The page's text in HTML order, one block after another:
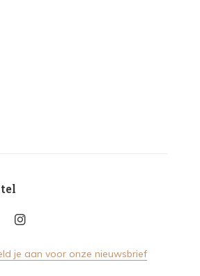
je aan voor onze nieuwsbrief